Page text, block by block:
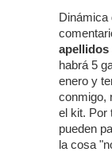
Dinámica
apellidos
habrá 5
enero y
conmigo,
el kit. Por
pueden
la cosa